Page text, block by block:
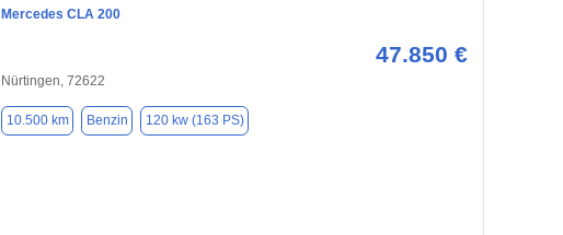
Mercedes CLA 200
47.850 €
Nürtingen, 72622
10.500 km Benzin 120 kw (163 PS)